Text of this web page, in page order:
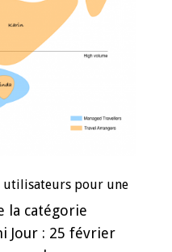
utilisateurs pour une
la catégorie
Jour : 25 février